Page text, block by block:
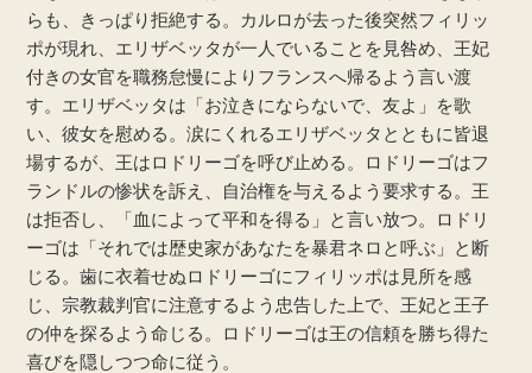
らも、きっぱり拒絶する。カルロが去った後突然フィリッ
ポが現れ、エリザベッタが一人でいることを見咎め、王妃
付きの女官を職務怠慢によりフランスへ帰るよう言い渡
す。エリザベッタは「お泣きにならないで、友よ」を歌
い、彼女を慰める。涙にくれるエリザベッタとともに皆退
場するが、王はロドリーゴを呼び止める。ロドリーゴはフ
ランドルの惨状を訴え、自治権を与えるよう要求する。王
は拒否し、「血によって平和を得る」と言い放つ。ロドリ
ーゴは「それでは歴史家があなたを暴君ネロと呼ぶ」と断
じる。歯に衣着せぬロドリーゴにフィリッポは見所を感
じ、宗教裁判官に注意するよう忠告した上で、王妃と王子
の仲を探るよう命じる。ロドリーゴは王の信頼を勝ち得た
喜びを隠しつつ命に従う。